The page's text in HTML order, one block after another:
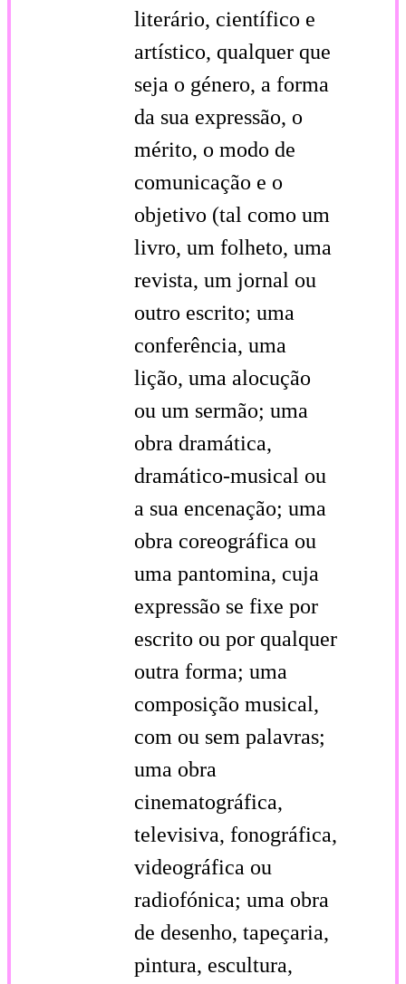
literário, científico e
artístico, qualquer que
seja o género, a forma
da sua expressão, o
mérito, o modo de
comunicação e o
objetivo (tal como um
livro, um folheto, uma
revista, um jornal ou
outro escrito; uma
conferência, uma
lição, uma alocução
ou um sermão; uma
obra dramática,
dramático-musical ou
a sua encenação; uma
obra coreográfica ou
uma pantomina, cuja
expressão se fixe por
escrito ou por qualquer
outra forma; uma
composição musical,
com ou sem palavras;
uma obra
cinematográfica,
televisiva, fonográfica,
videográfica ou
radiofónica; uma obra
de desenho, tapeçaria,
pintura, escultura,